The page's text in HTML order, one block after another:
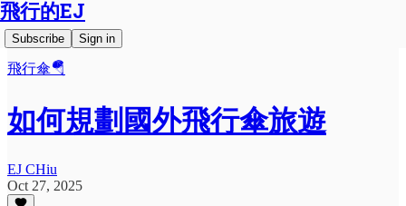
飛行的EJ
Subscribe Sign in
飛行傘🪂
如何規劃國外飛行傘旅遊
EJ CHiu
Oct 27, 2025